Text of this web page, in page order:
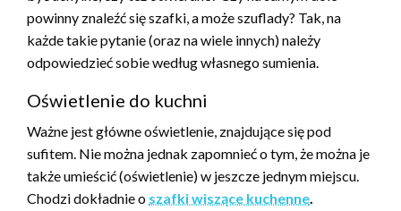
powinny znaleźć się szafki, a może szuflady? Tak, na
każde takie pytanie (oraz na wiele innych) należy
odpowiedzieć sobie według własnego sumienia.
Oświetlenie do kuchni
Ważne jest główne oświetlenie, znajdujące się pod
sufitem. Nie można jednak zapomnieć o tym, że można je
także umieścić (oświetlenie) w jeszcze jednym miejscu.
Chodzi dokładnie o szafki wiszące kuchenne.